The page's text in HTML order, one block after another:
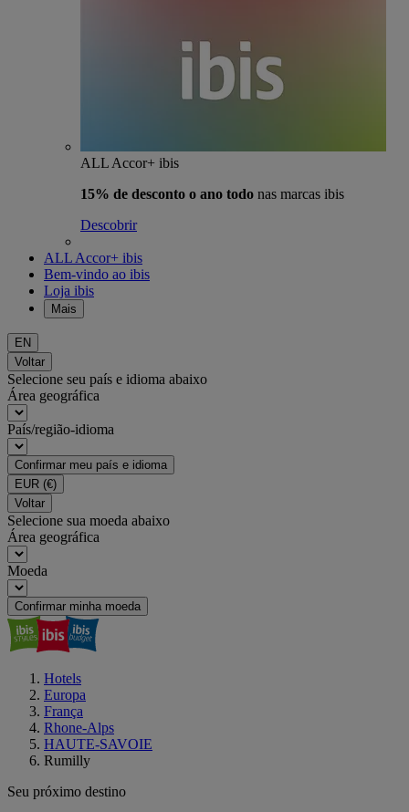
ALL Accor+ ibis
15% de desconto o ano todo nas marcas ibis
Descobrir
ALL Accor+ ibis
Bem-vindo ao ibis
Loja ibis
Mais
EN
Voltar
Selecione seu país e idioma abaixo
Área geográfica
País/região-idioma
Confirmar meu país e idioma
EUR (€)
Voltar
Selecione sua moeda abaixo
Área geográfica
Moeda
Confirmar minha moeda
Hotels
Europa
França
Rhone-Alps
HAUTE-SAVOIE
Rumilly
Seu próximo destino